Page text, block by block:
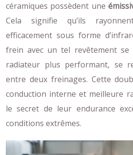
céramiques possèdent une
Cela signifie qu’ils
efficacement sous forme
frein avec un tel revêtement se
radiateur plus performant, se
entre deux freinages. Cette
conduction interne et meilleure
le secret de leur endurance
conditions extrêmes.